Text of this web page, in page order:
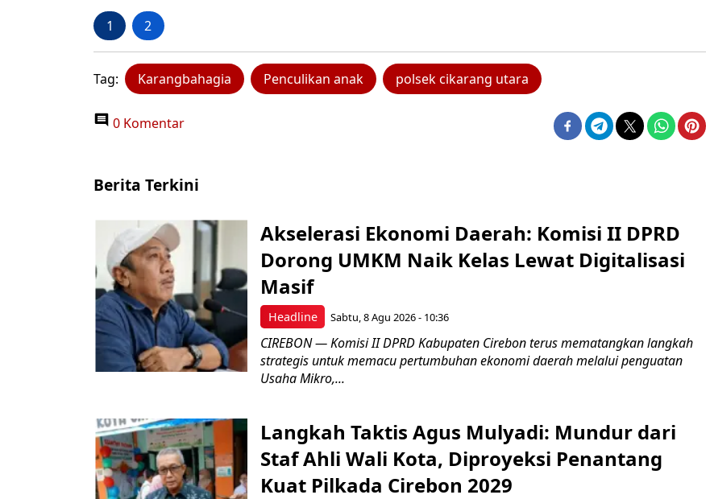
1 2
Tag: Karangbahagia Penculikan anak polsek cikarang utara
0 Komentar
Berita Terkini
Headline
Akselerasi Ekonomi Daerah: Komisi II DPRD
Dorong UMKM Naik Kelas Lewat Digitalisasi
Masif
Sabtu, 8 Agu 2026 - 10:36
CIREBON — Komisi II DPRD Kabupaten Cirebon terus mematangkan langkah
strategis untuk memacu pertumbuhan ekonomi daerah melalui penguatan
Usaha Mikro,...
Langkah Taktis Agus Mulyadi: Mundur dari
Staf Ahli Wali Kota, Diproyeksi Penantang
Kuat Pilkada Cirebon 2029